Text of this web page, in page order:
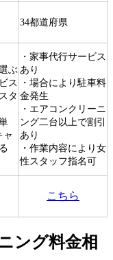
34都道府県
ぶ
ス
タ
ャ
・家事代行サービス
あり
・場合により駐車料
金発生
・エアコンクリーニ
ング二台以上で割引
あり
・作業内容により女
性スタッフ指名可
こちら
ング料金相